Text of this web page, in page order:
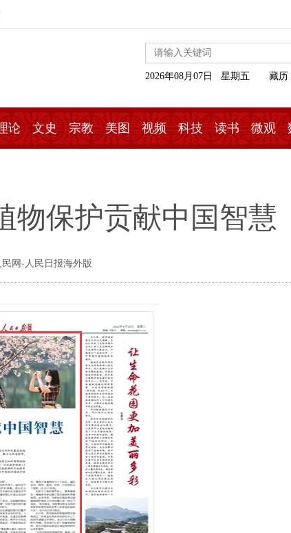
2026年08月07日 星期五 藏历
论 文史 宗教 美图 视频 科技 读书 微观
物保护贡献中国智慧
网-人民日报海外版